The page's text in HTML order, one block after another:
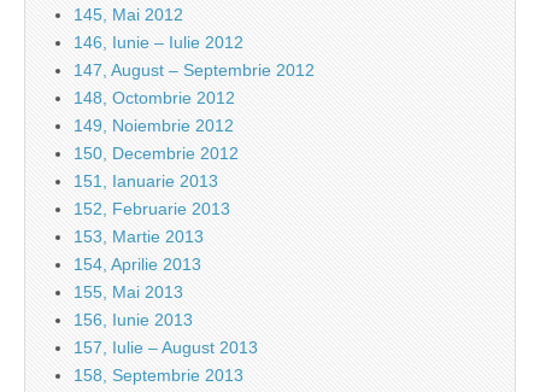
145, Mai 2012
146, Iunie – Iulie 2012
147, August – Septembrie 2012
148, Octombrie 2012
149, Noiembrie 2012
150, Decembrie 2012
151, Ianuarie 2013
152, Februarie 2013
153, Martie 2013
154, Aprilie 2013
155, Mai 2013
156, Iunie 2013
157, Iulie – August 2013
158, Septembrie 2013